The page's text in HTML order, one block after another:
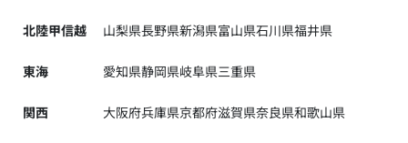
北陸甲信越 山梨県長野県新潟県富山県石川県福井県
東海 愛知県静岡県岐阜県三重県
関西 大阪府兵庫県京都府滋賀県奈良県和歌山県